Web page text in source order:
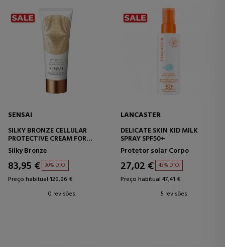
SENSAI
SILKY BRONZE CELLULAR
PROTECTIVE CREAM FOR
BODY SPF50+
PROTETOR SOLAR CORPORAL
Silky Bronze
83,95 € 30% DTO.
Preço habitual 120,06 €
0 revisões
LANCASTER
DELICATE SKIN KID MILK
SPRAY SPF50+
Protetor solar Corpo
27,02 € 43% DTO.
Preço habitual 47,41 €
5 revisões